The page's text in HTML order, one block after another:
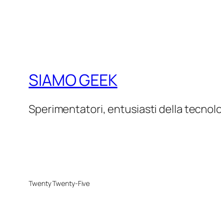
SIAMO GEEK
Sperimentatori, entusiasti della
Twenty Twenty-Five